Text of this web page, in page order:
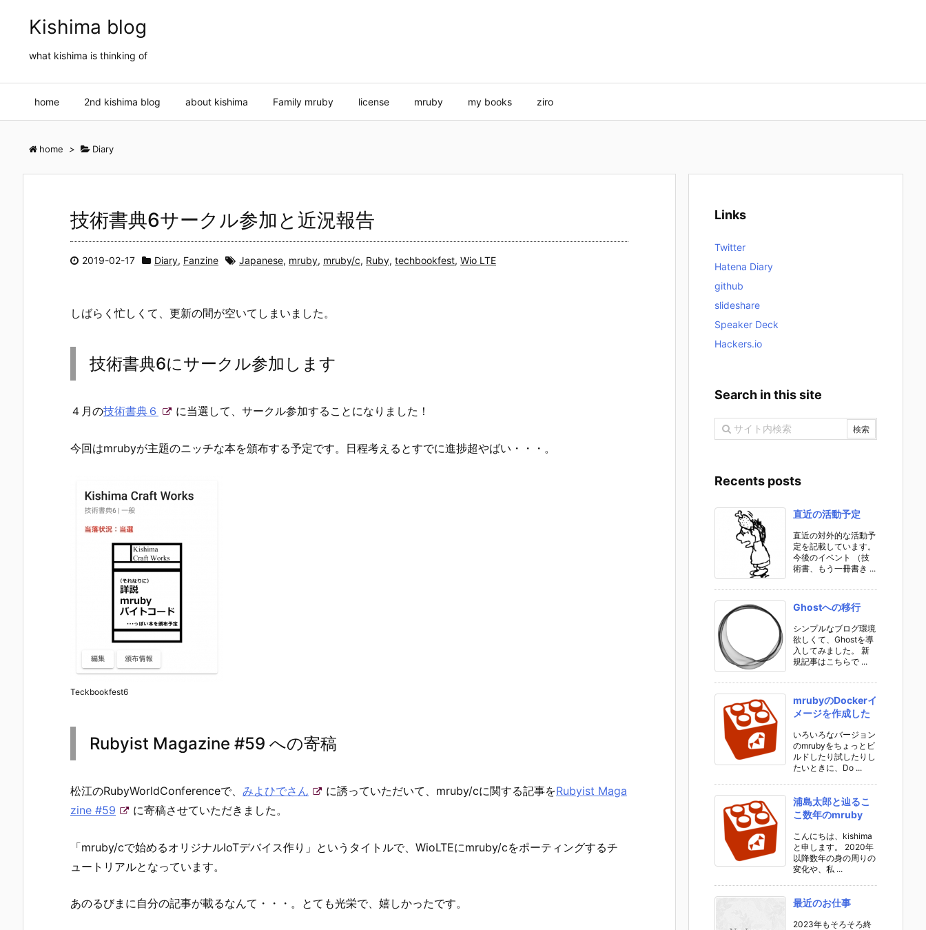
Kishima blog
what kishima is thinking of
home 2nd kishima blog about kishima Family mruby license mruby my books ziro
home > Diary
技術書典6サークル参加と近況報告
2019-02-17 Diary, Fanzine Japanese, mruby, mruby/c, Ruby, techbookfest, Wio LTE
しばらく忙しくて、更新の間が空いてしまいました。
技術書典6にサークル参加します
４月の技術書典６ に当選して、サークル参加することになりました！
今回はmrubyが主題のニッチな本を頒布する予定です。日程考えるとすでに進捗超やばい・・・。
Teckbookfest6
Rubyist Magazine #59 への寄稿
松江のRubyWorldConferenceで、 みよひでさん に誘っていただいて、mruby/cに関する記事をRubyist Maga
zine #59
に寄稿させていただきました。
「mruby/cで始めるオリジナルIoTデバイス作り」というタイトルで、WioLTEにmruby/cをポーティングするチ
ュートリアルとなっています。
あのるびまに自分の記事が載るなんて・・・。とても光栄で、嬉しかったです。
Links
Twitter
Hatena Diary
github
slideshare
Speaker Deck
Hackers.io
Search in this site
Recents posts
直近の活動予定
直近の対外的な活動予
定を記載しています。
今後のイベント （技
術書、もう一冊書き ...
Ghostへの移行
シンプルなブログ環境
欲しくて、Ghostを導
入してみました。 新
規記事はこちらで ...
mrubyのDockerイ
メージを作成した
いろいろなバージョン
のmrubyをちょっとビ
ルドしたり試したりし
たいときに、Do ...
浦島太郎と辿るこ
こ数年のmruby
こんにちは、kishima
と申します。 2020年
以降数年の身の周りの
変化や、私 ...
最近のお仕事
2023年もそろそろ終